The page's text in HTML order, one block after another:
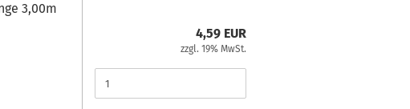
3,00m
4,59 EUR
zzgl. 19% MwSt.